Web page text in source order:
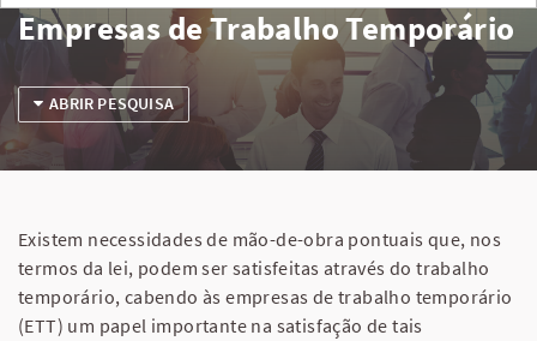
Empresas de Trabalho Temporário
ABRIR PESQUISA
Existem necessidades de mão-de-obra pontuais que, nos
termos da lei, podem ser satisfeitas através do trabalho
temporário, cabendo às empresas de trabalho temporário
(ETT) um papel importante na satisfação de tais